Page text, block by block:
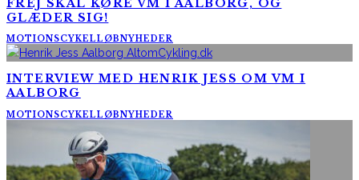
FREJ SKAL KØRE VM I AALBORG, OG
GLÆDER SIG!
MOTIONSCYKELLØBNYHEDER
INTERVIEW MED HENRIK JESS OM VM I
AALBORG
MOTIONSCYKELLØBNYHEDER